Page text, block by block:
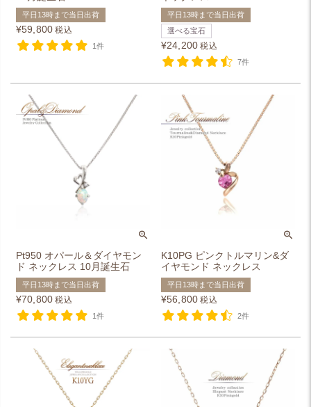
平日13時まで当日出荷
¥59,800 税込
1件
平日13時まで当日出荷
選べる宝石
¥24,200 税込
7件
Pt950 オパール＆ダイヤモン
ド ネックレス 10月誕生石
平日13時まで当日出荷
¥70,800 税込
1件
K10PG ピンクトルマリン&ダ
イヤモンド ネックレス
平日13時まで当日出荷
¥56,800 税込
2件